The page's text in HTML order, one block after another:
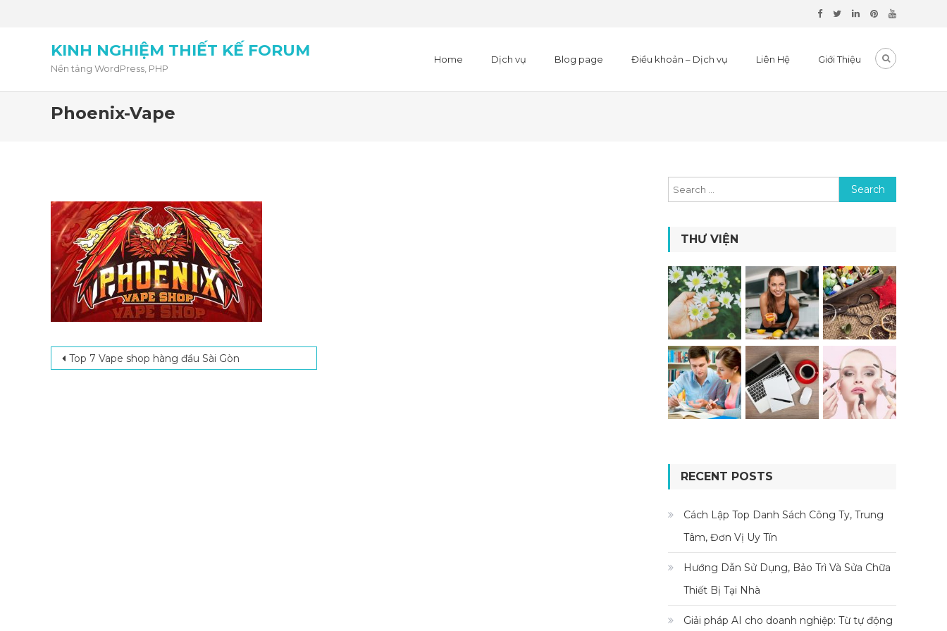
KINH NGHIỆM THIẾT KẾ FORUM
Nền tảng WordPress, PHP
Home Dịch vụ Blog page Điều khoản – Dịch vụ Liên Hệ Giới Thiệu
Phoenix-Vape
Post navigation
Top 7 Vape shop hàng đầu Sài Gòn
Search for:
THƯ VIỆN
RECENT POSTS
Cách Lập Top Danh Sách Công Ty, Trung
Tâm, Đơn Vị Uy Tín
Hướng Dẫn Sử Dụng, Bảo Trì Và Sửa Chữa
Thiết Bị Tại Nhà
Giải pháp AI cho doanh nghiệp: Từ tự động